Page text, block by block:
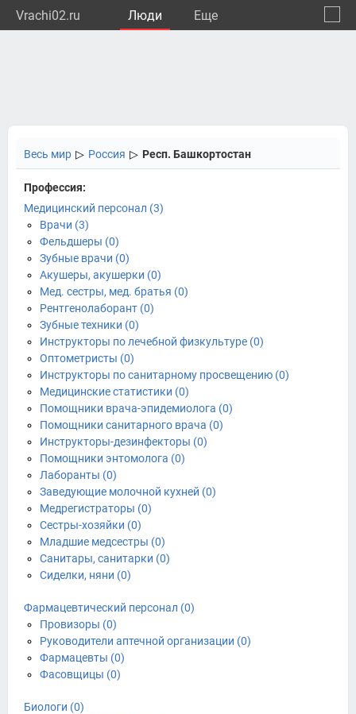
Vrachi02.ru Люди Eще
Весь мир ▷ Россия ▷ Респ. Башкортостан
Профессия:
Медицинский персонал (3)
Врачи (3)
Фельдшеры (0)
Зубные врачи (0)
Акушеры, акушерки (0)
Мед. сестры, мед. братья (0)
Рентгенолаборант (0)
Зубные техники (0)
Инструкторы по лечебной физкультуре (0)
Оптометристы (0)
Инструкторы по санитарному просвещению (0)
Медицинские статистики (0)
Помощники врача-эпидемиолога (0)
Помощники санитарного врача (0)
Инструкторы-дезинфекторы (0)
Помощники энтомолога (0)
Лаборанты (0)
Заведующие молочной кухней (0)
Медрегистраторы (0)
Сестры-хозяйки (0)
Младшие медсестры (0)
Санитары, санитарки (0)
Сиделки, няни (0)
Фармацевтический персонал (0)
Провизоры (0)
Руководители аптечной организации (0)
Фармацевты (0)
Фасовщицы (0)
Биологи (0)